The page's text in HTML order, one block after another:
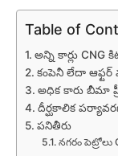
Table of
అన్ని కార్లు CNG
కంపెనీ లేదా ఆఫ్టర్
అధిక కారు బీమా
దీర్ఘకాలిక
పనితీరు
నగరం పెట్రోలు